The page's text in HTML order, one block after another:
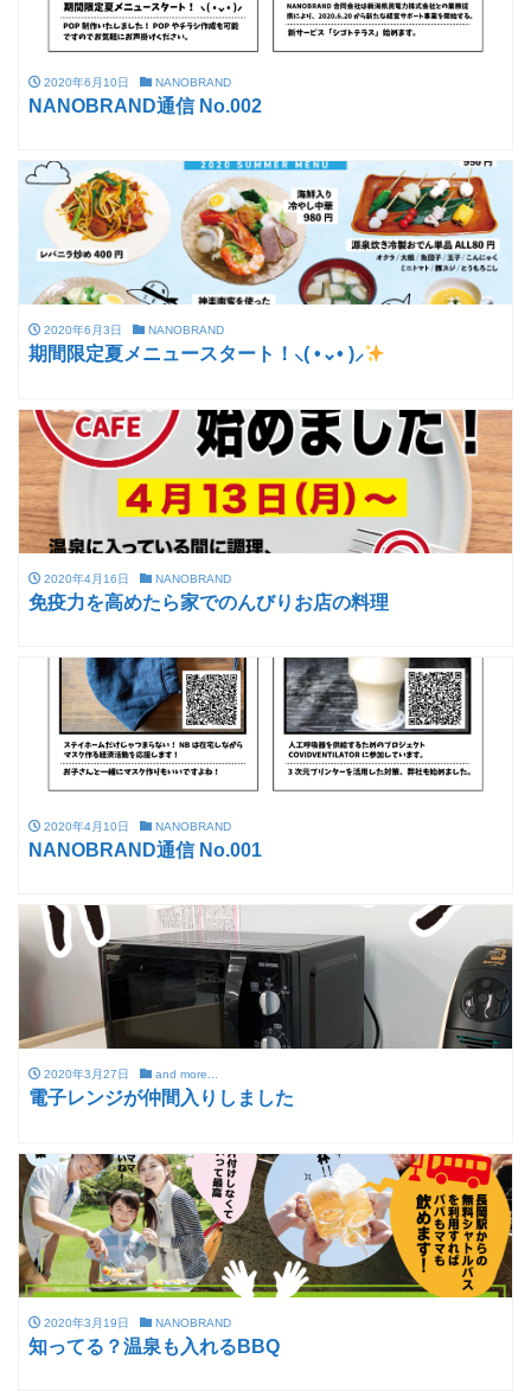
2020年6月10日 NANOBRAND
NANOBRAND通信 No.002
2020年6月3日 NANOBRAND
期間限定夏メニュースタート！⸜( •⌄• )⸝
2020年4月16日 NANOBRAND
免疫力を高めたら家でのんびりお店の料理
2020年4月10日 NANOBRAND
NANOBRAND通信 No.001
2020年3月27日 and more...
電子レンジが仲間入りしました
2020年3月19日 NANOBRAND
知ってる？温泉も入れるBBQ